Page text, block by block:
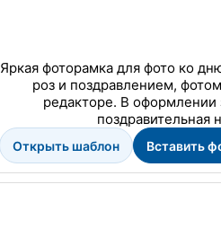
Яркая фоторамка для фото ко
роз и поздравлением,
редакторе. В оформлении
поздравительная
Открыть шаблон Вставить